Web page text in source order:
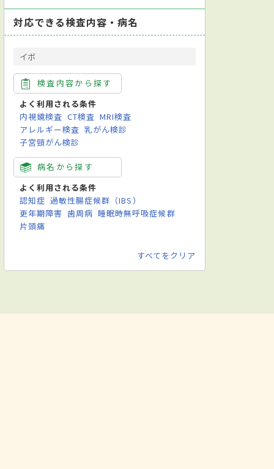
対応できる検査内容・病名
イボ
検査内容から探す
よく利用される条件
内視鏡検査 CT検査 MRI検査
アレルギー検査 乳がん検診
子宮頸がん検診
病名から探す
よく利用される条件
認知症 過敏性腸症候群（IBS）
更年期障害 歯周病 睡眠時無呼吸症候群
片頭痛
すべてをクリア